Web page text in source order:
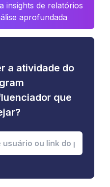
insights de relatórios
aprofundada
a atividade do
que